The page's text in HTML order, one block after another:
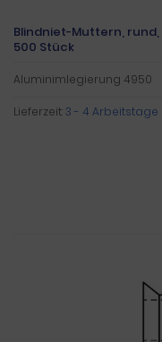
Blindniet-Muttern, rund,
500 Stück
Aluminimlegierung 4950
Lieferzeit:3 - 4 Arbeitstage